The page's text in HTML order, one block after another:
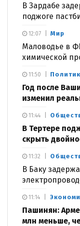
В Зардабе
поджоге
Мир
Маловодье в
химической
12:07
Год после
изменил
11:50
В Тертере
скрыть
11:44
В Баку
11:32
Пашинян:
млн меньше,
11:14